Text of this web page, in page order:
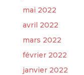
mai 2022
avril 2022
mars 2022
février 2022
janvier 2022